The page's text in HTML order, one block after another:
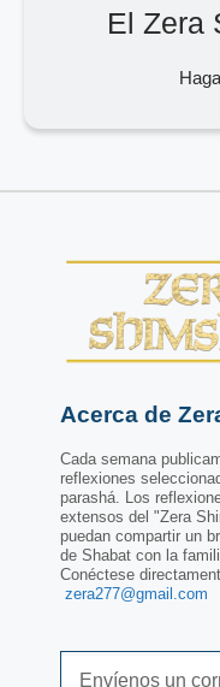
El Zera
Acerca de
Cada semana
reflexiones
parashá. Los
extensos del "Zera
puedan compartir un
de Shabat con la
Conéctese
zera277@gmail.com